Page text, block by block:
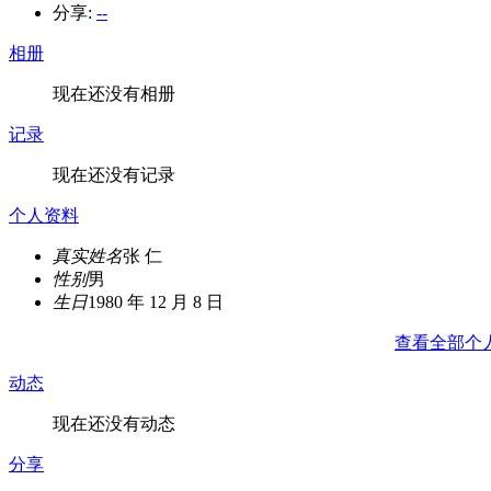
分享: --
相册
现在还没有相册
记录
现在还没有记录
个人资料
真实姓名张 仁
性别男
生日1980 年 12 月 8 日
查看全部个
动态
现在还没有动态
分享